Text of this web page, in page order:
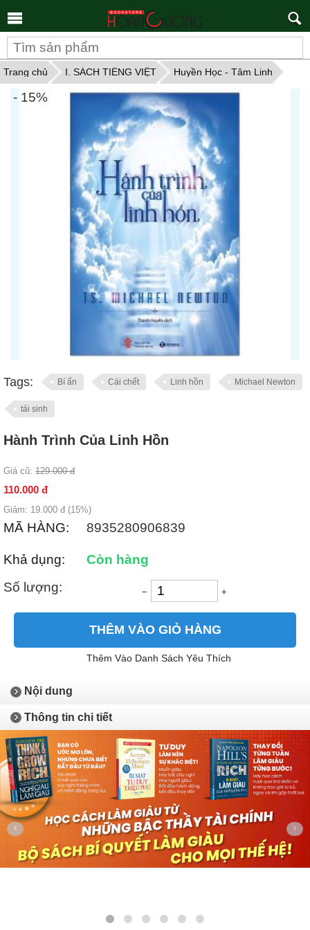
Trang chủ I. SÁCH TIẾNG VIỆT Huyền Học - Tâm Linh
Tags: Bí ẩn Cái chết Linh hồn Michael Newton
tái sinh
- 15%
Hành Trình Của Linh Hồn
Giá cũ: 129.000 đ
110.000 đ
Giảm: 19.000 đ (15%)
MÃ HÀNG: 8935280906839
Khả dụng:
Còn hàng
Số lượng:
− +
THÊM VÀO GIỎ HÀNG
Thêm Vào Danh Sách Yêu Thích
Nội dung
Thông tin chi tiết